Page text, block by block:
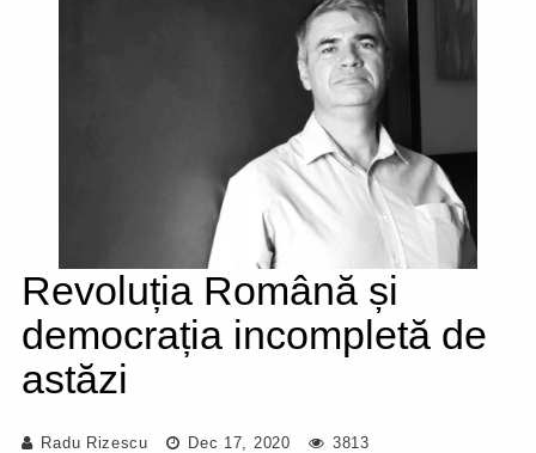
Revoluția Română și
democrația incompletă de
astăzi
Radu Rizescu Dec 17, 2020 3813